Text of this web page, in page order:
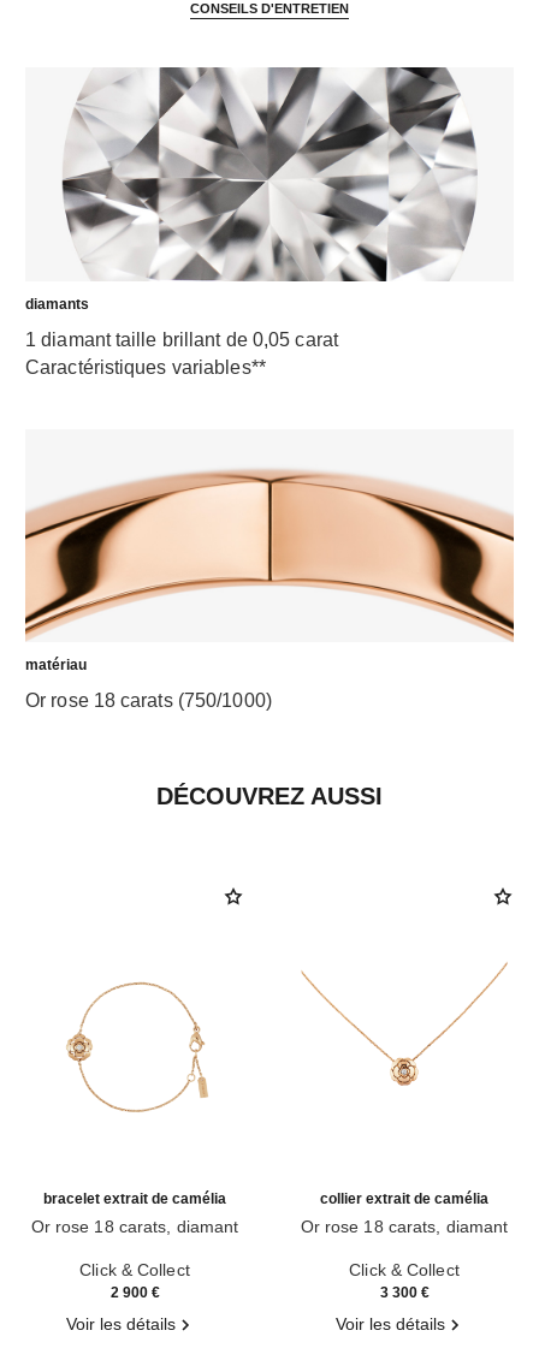
CONSEILS D'ENTRETIEN
diamants
1 diamant taille brillant de 0,05 carat
Caractéristiques variables**
matériau
Or rose 18 carats (750/1000)
DÉCOUVREZ AUSSI
bracelet extrait de camélia
Or rose 18 carats, diamant
Click & Collect
2 900 €
Voir les détails
collier extrait de camélia
Or rose 18 carats, diamant
Click & Collect
3 300 €
Voir les détails